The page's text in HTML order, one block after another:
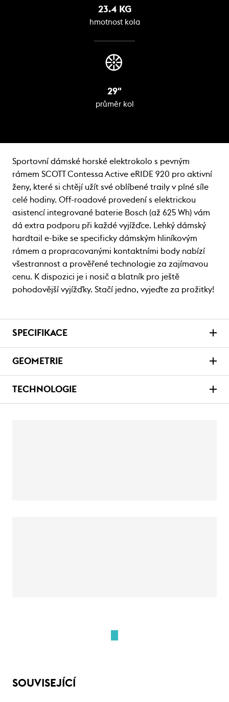
23.4 KG
hmotnost kola
29"
průměr kol
Sportovní dámské horské elektrokolo s pevným
rámem SCOTT Contessa Active eRIDE 920 pro aktivní
ženy, které si chtějí užít své oblíbené traily v plné síle
celé hodiny. Off-roadové provedení s elektrickou
asistencí integrované baterie Bosch (až 625 Wh) vám
dá extra podporu při každé vyjížďce. Lehký dámský
hardtail e-bike se specificky dámským hliníkovým
rámem a propracovanými kontaktními body nabízí
všestrannost a prověřené technologie za zajímavou
cenu. K dispozici je i nosič a blatník pro ještě
pohodovější vyjížďky. Stačí jedno, vyjeďte za prožitky!
SPECIFIKACE
GEOMETRIE
TECHNOLOGIE
SOUVISEJÍCÍ